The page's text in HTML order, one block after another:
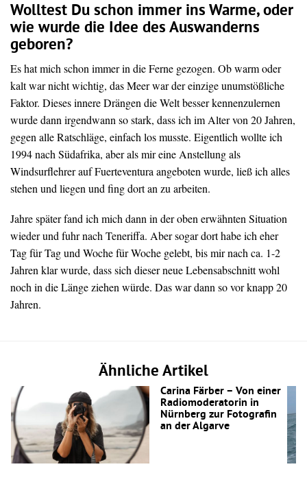
Wolltest Du schon immer ins Warme, oder
wie wurde die Idee des Auswanderns
geboren?
Es hat mich schon immer in die Ferne gezogen. Ob warm oder
kalt war nicht wichtig, das Meer war der einzige unumstößliche
Faktor. Dieses innere Drängen die Welt besser kennenzulernen
wurde dann irgendwann so stark, dass ich im Alter von 20 Jahren,
gegen alle Ratschläge, einfach los musste. Eigentlich wollte ich
1994 nach Südafrika, aber als mir eine Anstellung als
Windsurflehrer auf Fuerteventura angeboten wurde, ließ ich alles
stehen und liegen und fing dort an zu arbeiten.
Jahre später fand ich mich dann in der oben erwähnten Situation
wieder und fuhr nach Teneriffa. Aber sogar dort habe ich eher
Tag für Tag und Woche für Woche gelebt, bis mir nach ca. 1-2
Jahren klar wurde, dass sich dieser neue Lebensabschnitt wohl
noch in die Länge ziehen würde. Das war dann so vor knapp 20
Jahren.
Ähnliche Artikel
Carina Färber – Von einer
Radiomoderatorin in
Nürnberg zur Fotografin
an der Algarve